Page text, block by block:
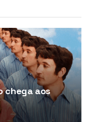
chega aos